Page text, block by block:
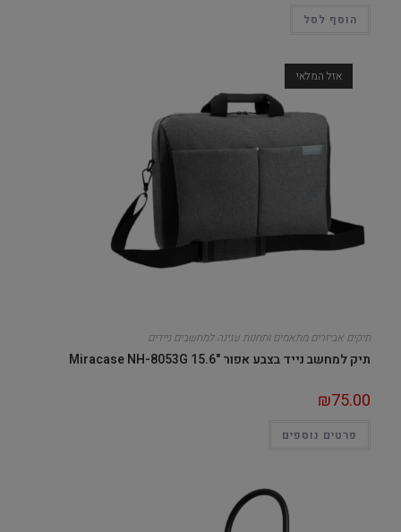
הוסף לסל
אזל המלאי
תיקים אביזרים מתאמים ותחנות עגינה למחשבים ניידים
תיק למחשב נייד בצבע אפור "15.6 Miracase NH-8053G
₪75.00
פרטים נוספים